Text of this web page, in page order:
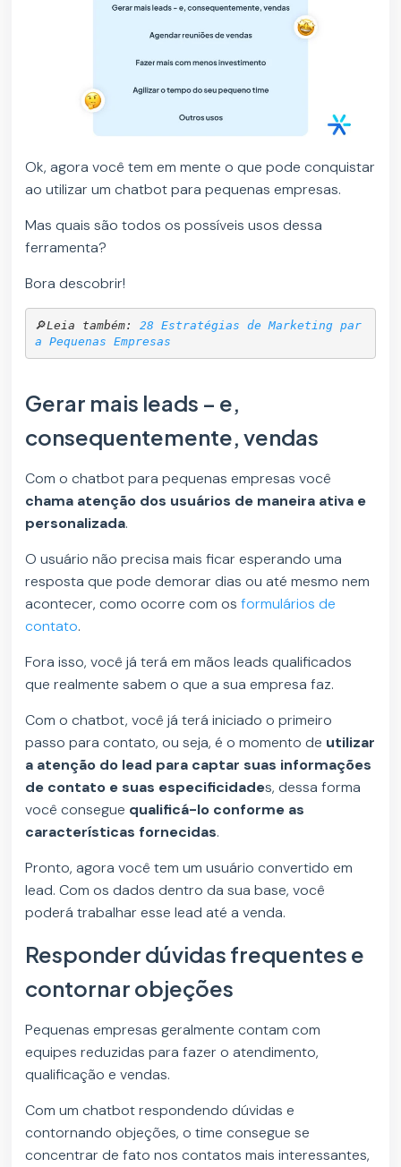
Ok, agora você tem em mente o que pode conquistar
ao utilizar um chatbot para pequenas empresas.
Mas quais são todos os possíveis usos dessa
ferramenta?
Bora descobrir!
🔎Leia também: 28 Estratégias de Marketing par
a Pequenas Empresas
Gerar mais leads – e,
consequentemente, vendas
Com o chatbot para pequenas empresas você
chama atenção dos usuários de maneira ativa e
personalizada.
O usuário não precisa mais ficar esperando uma
resposta que pode demorar dias ou até mesmo nem
acontecer, como ocorre com osformulários de
contato.
Fora isso, você já terá em mãos leads qualificados
que realmente sabem o que a sua empresa faz.
Com o chatbot, você já terá iniciado o primeiro
passo para contato, ou seja, é o momento de utilizar
a atenção do lead para captar suas informações
de contato e suas especificidades, dessa forma
você consegue qualificá-lo conforme as
características fornecidas.
Pronto, agora você tem um usuário convertido em
lead. Com os dados dentro da sua base, você
poderá trabalhar esse lead até a venda.
Responder dúvidas frequentes e
contornar objeções
Pequenas empresas geralmente contam com
equipes reduzidas para fazer o atendimento,
qualificação e vendas.
Com um chatbot respondendo dúvidas e
contornando objeções, o time consegue se
concentrar de fato nos contatos mais interessantes,